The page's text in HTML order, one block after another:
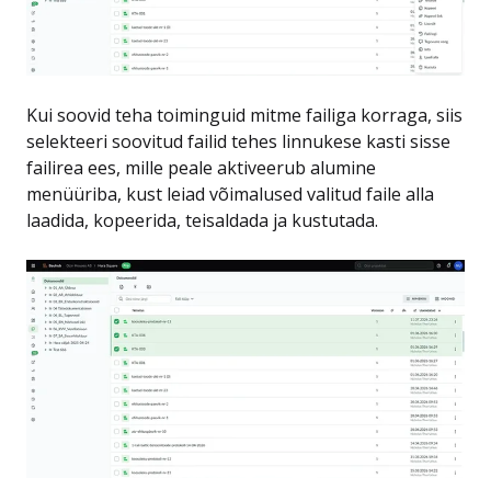
Kui soovid teha toiminguid mitme failiga korraga, siis
selekteeri soovitud failid tehes linnukese kasti sisse
failirea ees, mille peale aktiveerub alumine
menüüriba, kust leiad võimalused valitud faile alla
laadida, kopeerida, teisaldada ja kustutada.